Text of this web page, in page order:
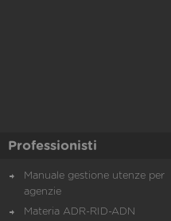
Professionisti
Manuale gestione utenze per
agenzie
Materia ADR-RID-ADN